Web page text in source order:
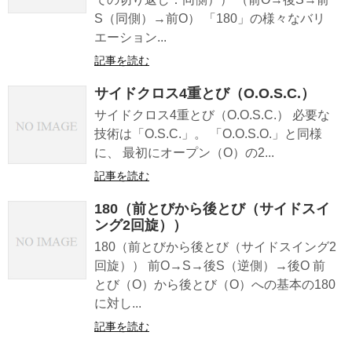
S（同側）→前O） 「180」の様々なバリ
エーション...
記事を読む
サイドクロス4重とび（O.O.S.C.）
サイドクロス4重とび（O.O.S.C.） 必要な
技術は「O.S.C.」。 「O.O.S.O.」と同様
に、 最初にオープン（O）の2...
記事を読む
180（前とびから後とび（サイドスイ
ング2回旋））
180（前とびから後とび（サイドスイング2
回旋）） 前O→S→後S（逆側）→後O 前
とび（O）から後とび（O）への基本の180
に対し...
記事を読む